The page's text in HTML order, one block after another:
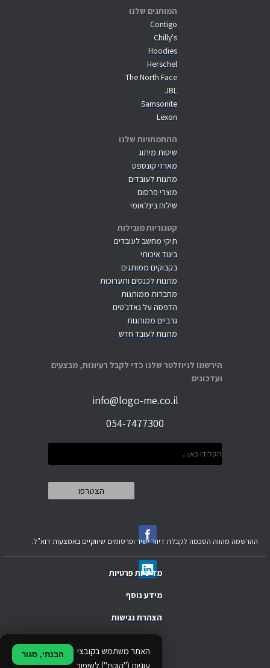
המותגים שלנו
Contigo
Chilly's
Hoodies
Herschel
The North Face
JBL
Samsonite
Lexon
ההתמחויות שלנו
שיטות מיתוג
מארזי קונספט
מתנות לעובדים
מוצרי פרסום
שילוח בינלאומי
קטגוריות מובילות
תיקי מחשב לעובדים
ביגוד איכותי
בקבוקים ממותגים
מתנות לכנסים ותערוכות
מחברות ממותגות
הדפסה על גאדג'טים
גרביים ממותגות
מתנות לעובד חדש
הירשמו לניוזלטר שלנו כדי לקבל רעיונות, מבצעים
ועדכונים
info@logo-me.co.il
054-7477300
מדיניות פרטיות
האתר משתמש בקובצי
עוגיות ("קוקיז") לשיפור
הבנתי, סגור
מידע נוסף
הצהרת נגישות
ההרשמה מהווה הסכמה לקבלת דיוור ישיר ופרסומים שיווקיים באמצעות דוא"ל.